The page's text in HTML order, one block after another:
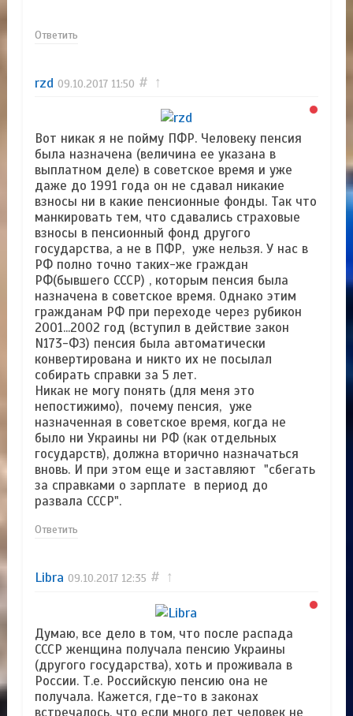
Ответить
rzd 09.10.2017 11:50 # ↑
Вот никак я не пойму ПФР. Человеку пенсия
была назначена (величина ее указана в
выплатном деле) в советское время и уже
даже до 1991 года он не сдавал никакие
взносы ни в какие пенсионные фонды. Так что
манкировать тем, что сдавались страховые
взносы в пенсионный фонд другого
государства, а не в ПФР, уже нельзя. У нас в
РФ полно точно таких-же граждан
РФ(бывшего СССР) , которым пенсия была
назначена в советское время. Однако этим
гражданам РФ при переходе через рубикон
2001...2002 год (вступил в действие закон
N173-ФЗ) пенсия была автоматически
конвертирована и никто их не посылал
собирать справки за 5 лет.
Никак не могу понять (для меня это
непостижимо), почему пенсия, уже
назначенная в советское время, когда не
было ни Украины ни РФ (как отдельных
государств), должна вторично назначаться
вновь. И при этом еще и заставляют "сбегать
за справками о зарплате в период до
развала СССР".
Ответить
Libra 09.10.2017 12:35 # ↑
Думаю, все дело в том, что после распада
СССР женщина получала пенсию Украины
(другого государства), хоть и проживала в
России. Т.е. Российскую пенсию она не
получала. Кажется, где-то в законах
встречалось, что если много лет человек не